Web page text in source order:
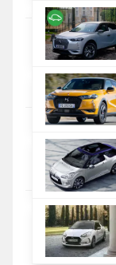
4. Kolory
wybierz kolor
5.
Wybierz
6. Kolor
Wybierz kolor